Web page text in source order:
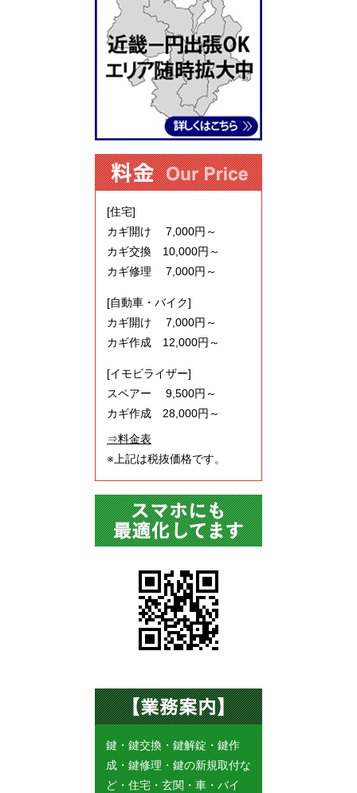
[住宅]
カギ開け 7,000円～
カギ交換 10,000円～
カギ修理 7,000円～
[自動車・バイク]
カギ開け 7,000円～
カギ作成 12,000円～
[イモビライザー]
スペアー 9,500円～
カギ作成 28,000円～
⇒料金表
※上記は税抜価格です。
鍵・鍵交換・鍵解錠・鍵作
成・鍵修理・鍵の新規取付な
ど・住宅・玄関・車・バイ